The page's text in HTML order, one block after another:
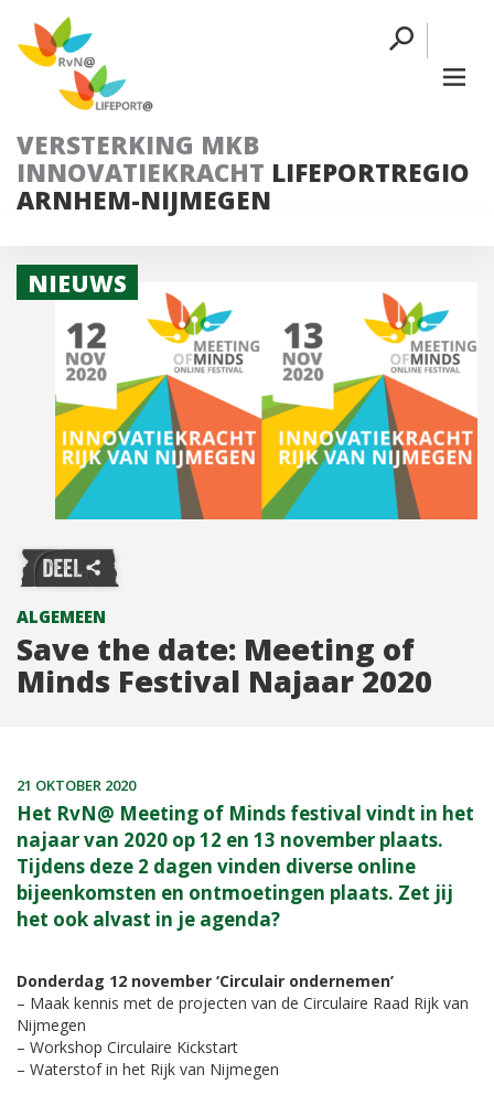
VERSTERKING MKB
INNOVATIEKRACHT LIFEPORTREGIO
ARNHEM-NIJMEGEN
NIEUWS
ALGEMEEN
Save the date: Meeting of
Minds Festival Najaar 2020
21 OKTOBER 2020
Het RvN@ Meeting of Minds festival vindt in het
najaar van 2020 op 12 en 13 november plaats.
Tijdens deze 2 dagen vinden diverse online
bijeenkomsten en ontmoetingen plaats. Zet jij
het ook alvast in je agenda?
Donderdag 12 november ‘Circulair ondernemen’
– Maak kennis met de projecten van de Circulaire Raad Rijk van
Nijmegen
– Workshop Circulaire Kickstart
– Waterstof in het Rijk van Nijmegen